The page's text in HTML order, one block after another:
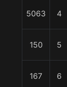
5063 4
150 5
167 6